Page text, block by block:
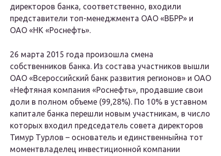
директоров банка, соответственно, входили
представители топ-менеджмента ОАО «ВБРР» и
ОАО «НК «Роснефть».
26 марта 2015 года произошла смена
собственников банка. Из состава участников вышли
ОАО «Всероссийский банк развития регионов» и ОАО
«Нефтяная компания «Роснефть», продавшие свои
доли в полном объеме (99,28%). По 10% в уставном
капитале банка перешли новым участникам, в число
которых входил председатель совета директоров
Тимур Турлов – основатель и единственныйна тот
моментвладелец инвестиционной компании